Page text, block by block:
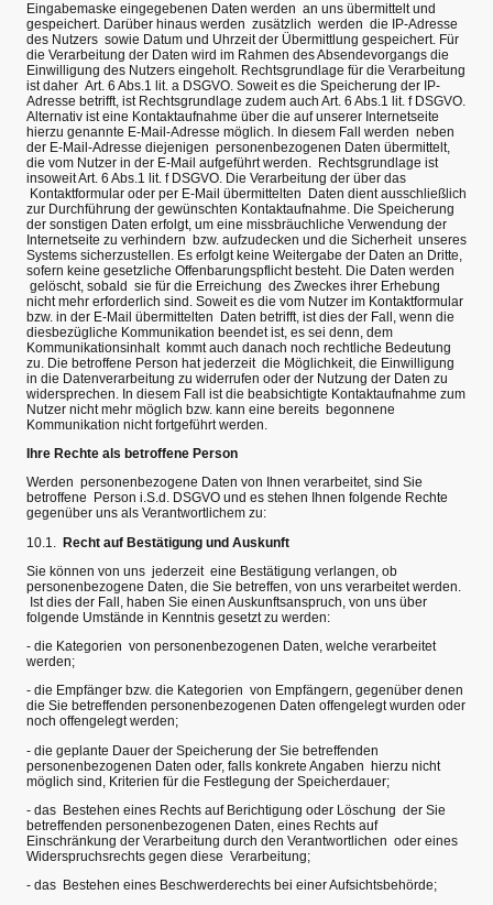
Eingabemaske eingegebenen Daten werden an uns übermittelt und
gespeichert. Darüber hinaus werden zusätzlich werden die IP-Adresse
des Nutzers sowie Datum und Uhrzeit der Übermittlung gespeichert. Für
die Verarbeitung der Daten wird im Rahmen des Absendevorgangs die
Einwilligung des Nutzers eingeholt. Rechtsgrundlage für die Verarbeitung
ist daher Art. 6 Abs.1 lit. a DSGVO. Soweit es die Speicherung der IP-
Adresse betrifft, ist Rechtsgrundlage zudem auch Art. 6 Abs.1 lit. f DSGVO.
Alternativ ist eine Kontaktaufnahme über die auf unserer Internetseite
hierzu genannte E-Mail-Adresse möglich. In diesem Fall werden neben
der E-Mail-Adresse diejenigen personenbezogenen Daten übermittelt,
die vom Nutzer in der E-Mail aufgeführt werden. Rechtsgrundlage ist
insoweit Art. 6 Abs.1 lit. f DSGVO. Die Verarbeitung der über das
Kontaktformular oder per E-Mail übermittelten Daten dient ausschließlich
zur Durchführung der gewünschten Kontaktaufnahme. Die Speicherung
der sonstigen Daten erfolgt, um eine missbräuchliche Verwendung der
Internetseite zu verhindern bzw. aufzudecken und die Sicherheit unseres
Systems sicherzustellen. Es erfolgt keine Weitergabe der Daten an Dritte,
sofern keine gesetzliche Offenbarungspflicht besteht. Die Daten werden
gelöscht, sobald sie für die Erreichung des Zweckes ihrer Erhebung
nicht mehr erforderlich sind. Soweit es die vom Nutzer im Kontaktformular
bzw. in der E-Mail übermittelten Daten betrifft, ist dies der Fall, wenn die
diesbezügliche Kommunikation beendet ist, es sei denn, dem
Kommunikationsinhalt kommt auch danach noch rechtliche Bedeutung
zu. Die betroffene Person hat jederzeit die Möglichkeit, die Einwilligung
in die Datenverarbeitung zu widerrufen oder der Nutzung der Daten zu
widersprechen. In diesem Fall ist die beabsichtigte Kontaktaufnahme zum
Nutzer nicht mehr möglich bzw. kann eine bereits begonnene
Kommunikation nicht fortgeführt werden.
Ihre Rechte als betroffene Person
Werden personenbezogene Daten von Ihnen verarbeitet, sind Sie
betroffene Person i.S.d. DSGVO und es stehen Ihnen folgende Rechte
gegenüber uns als Verantwortlichem zu:
10.1.
Recht auf Bestätigung und Auskunft
Sie können von uns jederzeit eine Bestätigung verlangen, ob
personenbezogene Daten, die Sie betreffen, von uns verarbeitet werden.
Ist dies der Fall, haben Sie einen Auskunftsanspruch, von uns über
folgende Umstände in Kenntnis gesetzt zu werden:
- die Kategorien von personenbezogenen Daten, welche verarbeitet
werden;
- die Empfänger bzw. die Kategorien von Empfängern, gegenüber denen
die Sie betreffenden personenbezogenen Daten offengelegt wurden oder
noch offengelegt werden;
- die geplante Dauer der Speicherung der Sie betreffenden
personenbezogenen Daten oder, falls konkrete Angaben hierzu nicht
möglich sind, Kriterien für die Festlegung der Speicherdauer;
- das Bestehen eines Rechts auf Berichtigung oder Löschung der Sie
betreffenden personenbezogenen Daten, eines Rechts auf
Einschränkung der Verarbeitung durch den Verantwortlichen oder eines
Widerspruchsrechts gegen diese Verarbeitung;
- das Bestehen eines Beschwerderechts bei einer Aufsichtsbehörde;